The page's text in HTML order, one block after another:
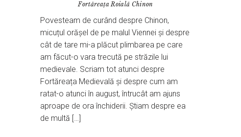
Fortăreața Roială Chinon
Povesteam de curând despre Chinon,
micuțul orășel de pe malul Viennei și despre
cât de tare mi-a plăcut plimbarea pe care
am făcut-o vara trecută pe străzile lui
medievale. Scriam tot atunci despre
Fortăreața Medievală și despre cum am
ratat-o atunci în august, întrucât am ajuns
aproape de ora închiderii. Știam despre ea
de multă […]